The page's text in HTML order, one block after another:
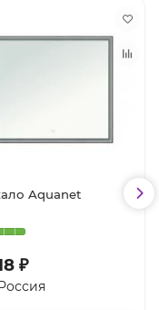
Aquanet
₽